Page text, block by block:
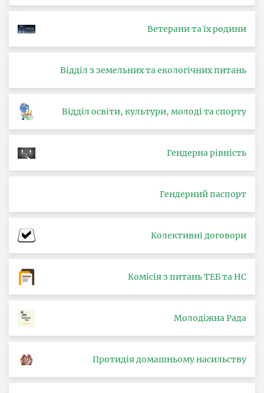
Ветерани та їх родини
Відділ з земельних та екологічних питань
Відділ освіти, культури, молоді та спорту
Гендерна рівність
Гендерний паспорт
Колективні договори
Комісія з питань ТЕБ та НС
Молодіжна Рада
Протидія домашньому насильству